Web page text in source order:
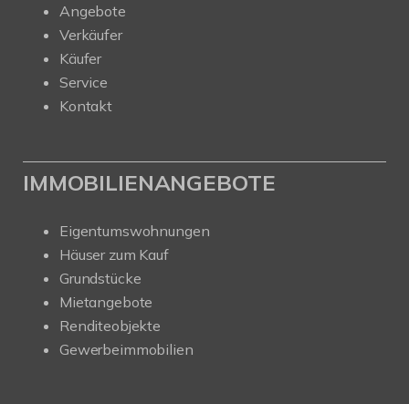
Angebote
Verkäufer
Käufer
Service
Kontakt
IMMOBILIENANGEBOTE
Eigentumswohnungen
Häuser zum Kauf
Grundstücke
Mietangebote
Renditeobjekte
Gewerbeimmobilien